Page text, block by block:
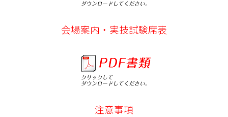
会場案内・実技試験席表
注意事項